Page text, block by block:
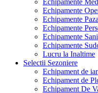
Echipamente
Echipamente Paza
Echipamente
Echipamente
Echipamente
Lucru la Inaltime
Selectii Sezoniere
Echipament de
Echipament de
Echipament De